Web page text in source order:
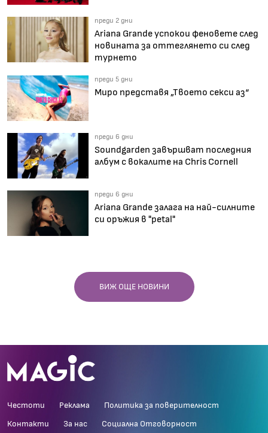
преди 2 дни
Ariana Grande успокои феновете след
новината за оттеглянето си след
турнето
преди 5 дни
Миро представя „Твоето секси аз“
преди 6 дни
Soundgarden завършват последния
албум с вокалите на Chris Cornell
преди 6 дни
Ariana Grande залага на най-силните
си оръжия в "petal"
ВИЖ ОЩЕ НОВИНИ
Честоти Реклама Политика за поверителност
Контакти За нас Социална Отговорност